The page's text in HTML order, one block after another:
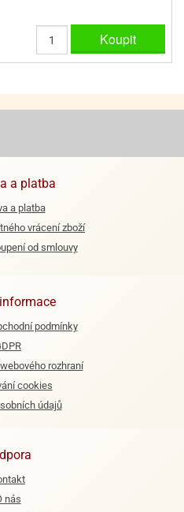
Koupit
a platba
a platba
vrácení zboží
od smlouvy
podmínky
rozhraní
cookies
údajů
nás